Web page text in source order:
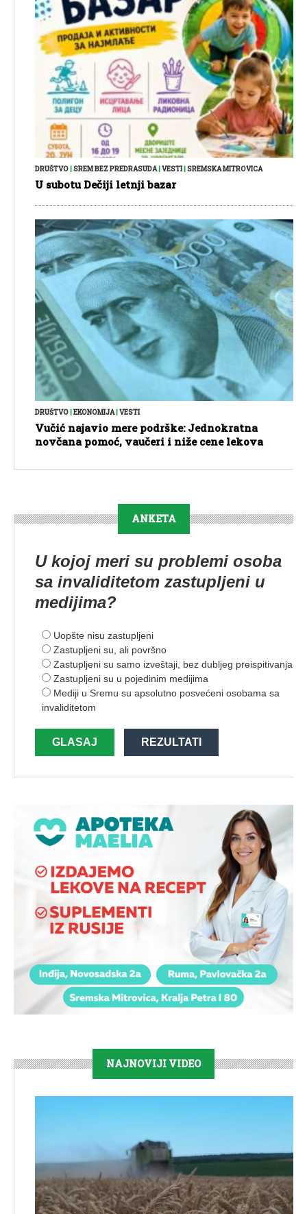
DRUŠTVO|SREM BEZ PREDRASUDA|VESTI|SREMSKA MITROVICA
U subotu Dečiji letnji bazar
DRUŠTVO EKONOMIJA| VESTI
Vučić najavio mere podrške: Jednokratna
novčana pomoć, vaučeri i niže cene lekova
ANKETA
U kojoj meri su problemi osoba
sa invaliditetom zastupljeni u
medijima?
Uopšte nisu zastupljeni
Zastupljeni su, ali površno
Zastupljeni su samo izveštaji, bez dubljeg preispitivanja
Zastupljeni su u pojedinim medijima
Mediji u Sremu su apsolutno posvećeni osobama sa
invaliditetom
GLASAJ REZULTATI
NAJNOVIJI VIDEO